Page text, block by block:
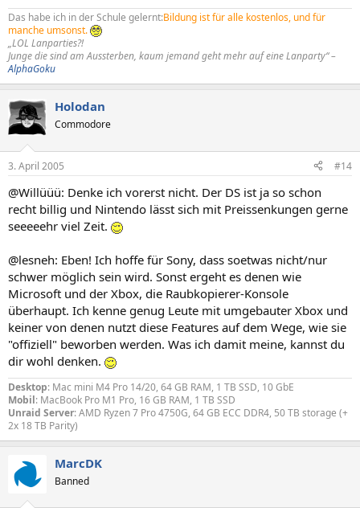
Das habe ich in der Schule gelernt:Bildung ist für alle kostenlos, und für
manche umsonst.
„LOL Lanparties?!
Junge die sind am Aussterben, kaum jemand geht mehr auf eine Lanparty“ –
AlphaGoku
Holodan
Commodore
3. April 2005 #14
@Willüüü: Denke ich vorerst nicht. Der DS ist ja so schon
recht billig und Nintendo lässt sich mit Preissenkungen gerne
seeeeehr viel Zeit.
@lesneh: Eben! Ich hoffe für Sony, dass soetwas nicht/nur
schwer möglich sein wird. Sonst ergeht es denen wie
Microsoft und der Xbox, die Raubkopierer-Konsole
überhaupt. Ich kenne genug Leute mit umgebauter Xbox und
keiner von denen nutzt diese Features auf dem Wege, wie sie
"offiziell" beworben werden. Was ich damit meine, kannst du
dir wohl denken.
Desktop: Mac mini M4 Pro 14/20, 64 GB RAM, 1 TB SSD, 10 GbE
Mobil: MacBook Pro M1 Pro, 16 GB RAM, 1 TB SSD
Unraid Server: AMD Ryzen 7 Pro 4750G, 64 GB ECC DDR4, 50 TB storage (+
2x 18 TB Parity)
MarcDK
Banned